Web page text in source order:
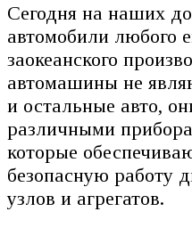
Сегодня на наших
автомобили любого
заокеанского
автомашины не
и остальные авто,
различными
которые
безопасную работу
узлов и агрегатов.